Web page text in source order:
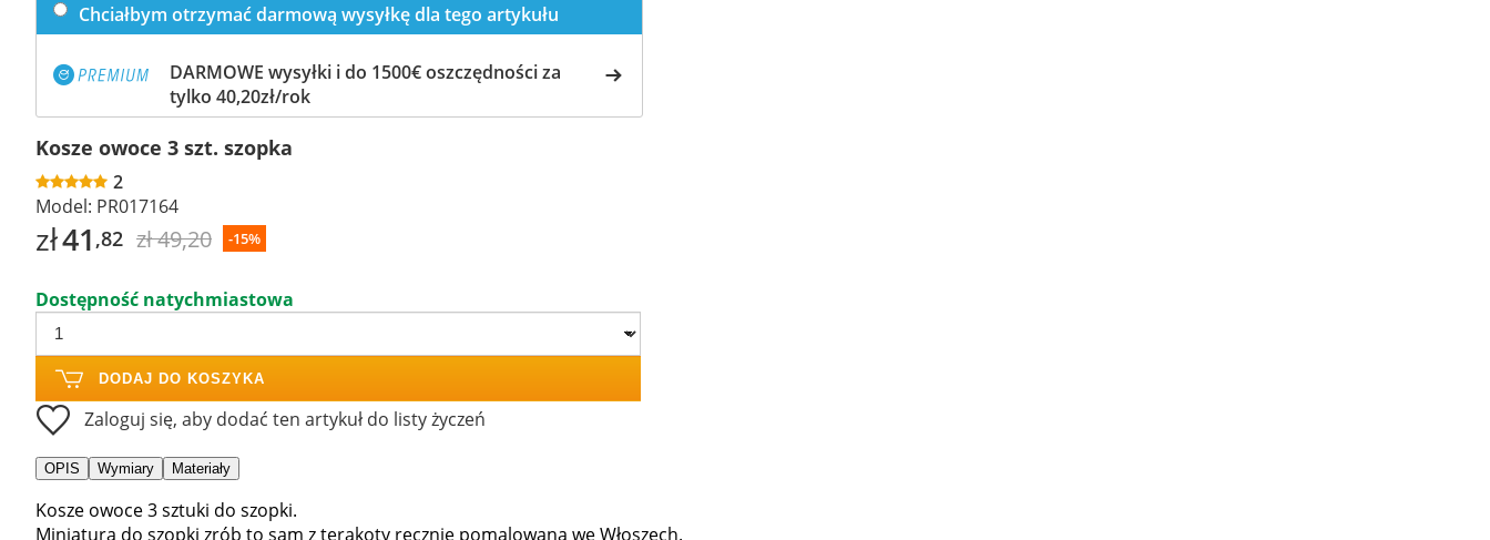
Chciałbym otrzymać darmową wysyłkę dla tego artykułu
DARMOWE wysyłki i do 1500€ oszczędności za
tylko 40,20zł/rok
Kosze owoce 3 szt. szopka
2
Model: PR017164
zł41 ,82 zł 49,20 -15%
Dostępność natychmiastowa
DODAJ DO KOSZYKA
Zaloguj się, aby dodać ten artykuł do listy życzeń
OPIS Wymiary Materiały
Kosze owoce 3 sztuki do szopki.
Miniatura do szopki zrób to sam z terakoty ręcznie pomalowana we Włoszech.